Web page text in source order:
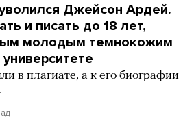
Джейсон Ардей.
и писать до 18 лет,
молодым темнокожим
в плагиате, а к его биографии